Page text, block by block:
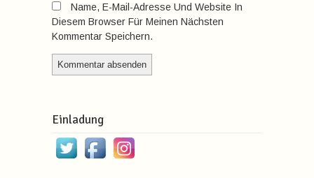
Name, E-Mail-Adresse Und Website In
Diesem Browser Für Meinen Nächsten
Kommentar Speichern.
Einladung